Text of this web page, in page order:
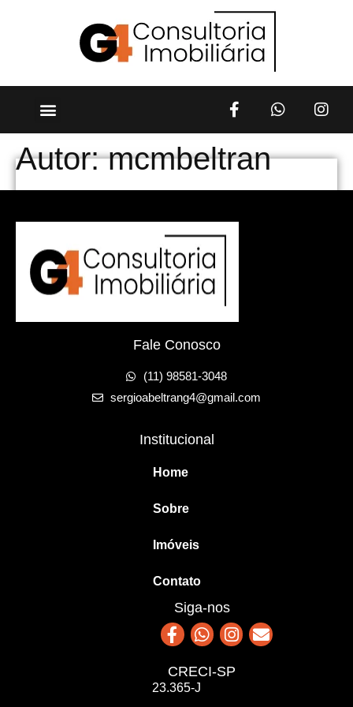
Autor:mcmbeltran
Fale Conosco
(11) 98581-3048
sergioabeltrang4@gmail.com
Institucional
Home
Sobre
Imóveis
Contato
Siga-nos
CRECI-SP
23.365-J